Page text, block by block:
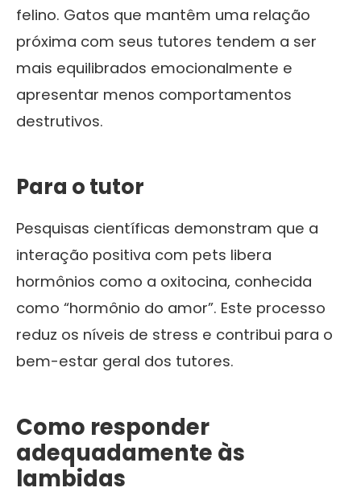
felino. Gatos que mantêm uma relação
próxima com seus tutores tendem a ser
mais equilibrados emocionalmente e
apresentar menos comportamentos
destrutivos.
Para o tutor
Pesquisas científicas demonstram que a
interação positiva com pets libera
hormônios como a oxitocina, conhecida
como “hormônio do amor”. Este processo
reduz os níveis de stress e contribui para o
bem-estar geral dos tutores.
Como responder
adequadamente às
lambidas